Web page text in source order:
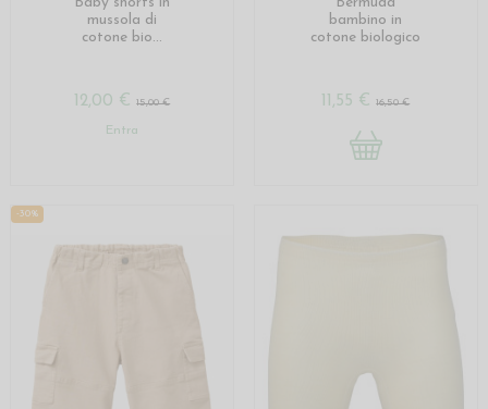
mussola di
cotone bio...
12,00 €15,00 €
Entra
bambino in
cotone biologico
11,55 €16,50 €
-30%